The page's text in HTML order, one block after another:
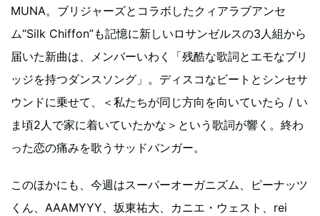
MUNA。ブリジャーズとコラボしたクィアラブアンセ
ム“Silk Chiffon”も記憶に新しいロサンゼルスの3人組から
届いた新曲は、メンバーいわく「残酷な歌詞とエモなブリ
ッジを持つダンスソング」。ディスコなビートとシンセサ
ウンドに乗せて、＜私たちが同じ方向を向いていたら / い
ま頃2人で家に着いていたかな＞という歌詞が響く。終わ
った恋の痛みを歌うサッドバンガー。
このほかにも、今週はスーパーオーガニズム、ピーナッツ
くん、AAAMYYY、坂東祐大、カニエ・ウェスト、rei